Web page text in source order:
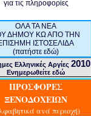
για τις πληροφορίες
ΟΛΑ ΤΑ ΝΕΑ
ΔΗΜΟΥ ΚΩ ΑΠΟ ΤΗΝ
ΙΣΤΟΣΕΛΙΔΑ
(πατήστε εδώ)
Ελληνικές Αργίες 2010
Ενημερωθείτε εδώ
ΠΡΟΣΦΟΡΕΣ
ΞΕΝΟΔΟΧΕΙΩΝ
ανά περιοχή)